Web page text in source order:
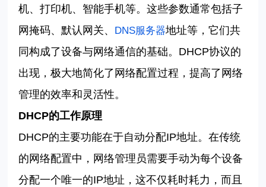
机、打印机、智能手机等。这些参数通常包括子
网掩码、默认网关、 DNS服务器地址等，它们共
同构成了设备与网络通信的基础。 DHCP协议的
出现，极大地简化了网络配置过程，提高了网络
管理的效率和灵活性。
DHCP的工作原理
DHCP的主要功能在于自动分配IP地址。在传统
的网络配置中，网络管理员需要手动为每个设备
分配一个唯一的IP地址，这不仅耗时耗力，而且